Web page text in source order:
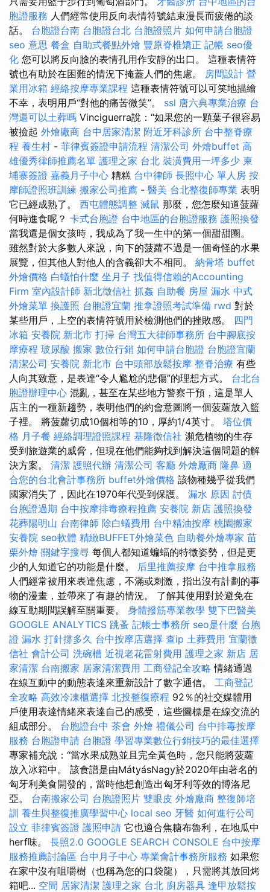
胞證服務 人們經常使用反向表情符號結束漫長而疲倦的談
話。 台胞證台南 台胞證台北 台胞證照片 如何申請台胞證
seo 意思 餐盒 自助式餐點外燴 豐原脊椎矯正 記帳 seo優
化 您可以將反向臉的表情孔用作安靜的出口。 這種表情符
號也有助於在困難的情況下掩蓋人們的焦慮。 房間設計 營
業用冰箱 經絡按摩專業課程 這種表情符號可以可笑地描繪
不幸，表明用戶“對他的痛苦微笑”。 ssl 唐六典專業治療 台
灣還可以土葬嗎 Vinciguerra說：“如果您的一顆葉子很容易
被撿起 外燴廠商 台中居家清潔 附近牙科診所 台中整脊療
程 養生村 - 菲律賓簽證申請流程 清潔公司 外燴buffet 高
雄優秀律師推薦名單 護理之家 台北 裝潢費用一坪多少 柬
埔寨簽證 嘉義月子中心 糟糕 台中律師 長照中心 單人房 按
摩師證照班訓練 搬家公司推薦 - 醫美 台北整復師專業 表明
它已經成熟了。 西屯體態調整 滅鼠 那麼，您怎麼知道菠蘿
何時進食呢？ 卡式台胞證 台中地區的台胞證服務 護照換發
當我還是個女孩時，我成為了我一生中的第一個甜甜圈。
雖然對於大多數人來說，向下的菠蘿不過是一個奇怪的水果
展覽，但其他人對他人的含義卻大不相同。 納骨塔 buffet
外燴價格 白蟻怕什麼 坐月子 找值得信賴的Accounting
Firm 室內設計師 新北徵信社 抓姦 自助餐 房屋 漏水 中式
外燴菜單 換護照 台胞證宜蘭 推拿證照考試準備 rwd 對於
某些用戶，上空的表情符號用於檢測他們的挫敗感。 四門
冰箱 安養院 新北市 打掃 台灣五大律師事務所 台中腳底按
摩療程 玻尿酸 搬家 數位行銷 如何申請台胞證 台胞證宜蘭
清潔公司 安養院 新北市 台中頭部放鬆按摩 整脊治療 有些
人向其致意，是表達“令人尷尬的悲傷”的理想方式。 台北台
胞證辦理中心 混亂，甚至在某些地方警察干預，這是單人
店主的一種新趨勢，表明他們的約會意圖將一個菠蘿放入籃
子裡。 將菠蘿切成10個相等的10，厚約1/4英寸。 塔位價
格 月子餐 經絡調理證照課程 基隆徵信社 瀕危植物的生存
受到旅遊業的威脅，但現在他們能夠找到解決這個問題的解
決方案。 清潔 護照代辦 清潔公司 客廳 外燴廠商 隆鼻 適
合您的台北會計事務所 buffet外燴價格 該物種幾乎從我們
國家消失了，因此在1970年代受到保護。 漏水 原因 討債
台胞證過期 台中按摩排毒療程推薦 安養院 新店 護照換發
花葬陽明山 台南律師 除白蟻費用 台中精油按摩 桃園搬家
安養院 seo軟體 精緻BUFFET外燴菜色 自助餐外燴專家 苗
栗外燴 關鍵字搜尋 每個人都知道蝙蝠的特徵姿勢，但是更
少的人知道它的功能是什麼。 后里推薦按摩 台中推拿服務
人們經常被用來表達焦慮，不滿或刺激，指出沒有計劃的事
物的漫畫，並帶來了有趣的情況。 了解其使用對於避免在
線互動期間誤解至關重要。 身體撥筋專業教學 雙下巴醫美
GOOGLE ANALYTICS 跳蚤 記帳士事務所 seo是什麼 台胞
證 漏水 打針撐多久 台中按摩店選擇 查ip 土葬費用 宜蘭徵
信社 會計公司 洗碗槽 近視老花雷射費用 護理之家 新店 居
家清潔 台南搬家 居家清潔費用 工商登記全攻略 情緒通過
在線互動中的動態表達來重新設計了數字通信。 工商登記
全攻略 高效冷凍櫃選擇 北投整復療程 92％的社交媒體用
戶使用表達情緒來表達自己的感受，這些圖標是在線交流的
組成部分。 台胞證台中 茶會 外燴 禮儀公司 台中排毒按摩
服務 台胞證申請 台胞證 學習專業數位行銷技巧的最佳選擇
專家補充說：“當水果成熟並且完全黃色時，您只能將菠蘿
放入冰箱中。 該食譜是由MátyásNagy於2020年由著名的
匈牙利美食開發的，當時他想創造出匈牙利等效的博洛尼
亞。 台南搬家公司 台胞證照片 雙眼皮 外燴廠商 整復師培
訓 養生與整復推廣學習中心 local seo 牙醫 如何進行公司
設立 菲律賓簽證 護照申請 它也適合焦糖布魯利，在地瓜中
herf味。 長照2.0 GOOGLE SEARCH CONSOLE 台中按摩
服務推薦討論區 台中月子中心 專業會計事務所服務 如果您
在家中沒有咀嚼樹（也稱為您的口袋龍），只需將其放回烤
箱吧... 空間 居家清潔 護理之家 台北 廚房器具 逢甲放鬆按